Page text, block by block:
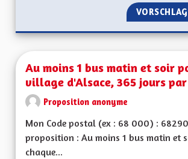
Au moins 1 bus matin et soir
village d'Alsace, 365 jours
Proposition anonyme
Mon Code postal (ex : 68 000) :
proposition : Au moins 1 bus matin et
chaque...